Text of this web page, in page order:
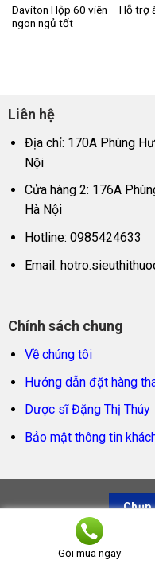
Daviton Hộp 60 viên – Hỗ trợ
ngon ngủ tốt
Liên hệ
Địa chỉ: 170A Phùng
Nội
Cửa hàng 2: 176A
Hà Nội
Hotline: 0985424633
Email:
Chính sách chung
Về chúng tôi
Hướng dẫn đặt hàng
Dược sĩ Đặng Thị Thúy
Bảo mật thông tin
Chụp
Siêu thị thuốc tây –
Gọi mua ngay